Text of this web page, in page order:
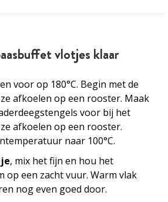
vlotjes klaar
voor op 180°C. Begin met de
afkoelen op een rooster. Maak
voor bij het
afkoelen op een rooster.
naar 100°C.
, mix het fijn en hou het
op een zacht vuur. Warm vlak
nog even goed door.